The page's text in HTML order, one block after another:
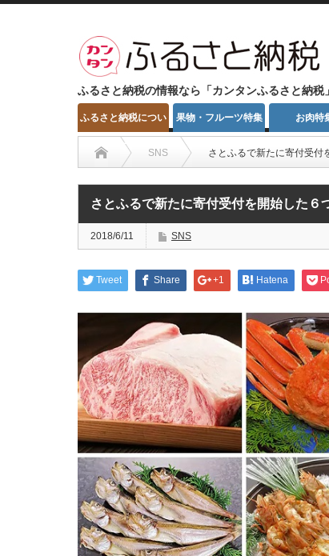
ふるさと納税の情報なら「カンタンふるさと納税
ふるさと納税につい
て
果物・フルーツ特集 お肉特
SNS さとふるで新たに寄付受付
さとふるで新たに寄付受付を開始した６
2018/6/11 SNS
Tweet Share +1 Hatena